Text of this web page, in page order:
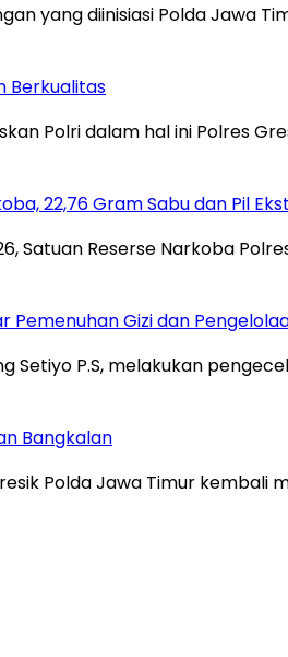
yang diinisiasi Polda Jawa
Berkualitas
Polri dalam hal ini Polres
22,76 Gram Sabu dan Pil
Satuan Reserse Narkoba
Pemenuhan Gizi dan
Setiyo P.S, melakukan
Bangkalan
Polda Jawa Timur